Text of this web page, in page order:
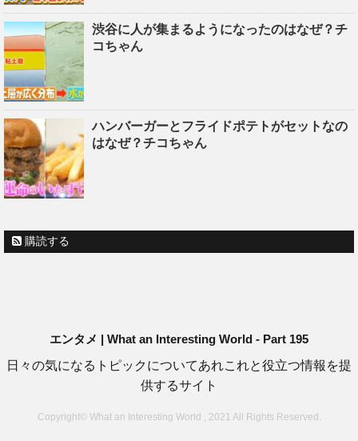
渋谷に人が集まるようになったのはなぜ？チ
コちゃん
ハンバーガーとフライドポテトがセットなの
はなぜ？チコちゃん
購読する
エンタメ | What an Interesting World - Part 195
日々の気になるトピックについてあれこれと役立つ情報を提
供するサイト
Copyright© What an Interesting World , 2021 All Rights Reserved.